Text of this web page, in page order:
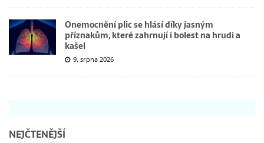
Onemocnění plic se hlásí díky jasným
příznakům, které zahrnují i bolest na hrudi a
kašel
9. srpna 2026
NEJČTENĚJŠÍ